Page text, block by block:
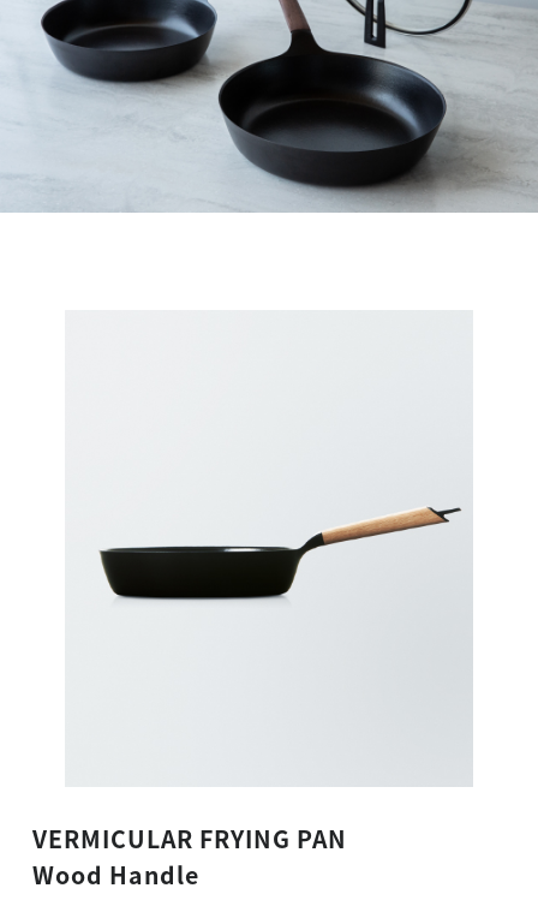
VERMICULAR FRYING PAN
Wood Handle